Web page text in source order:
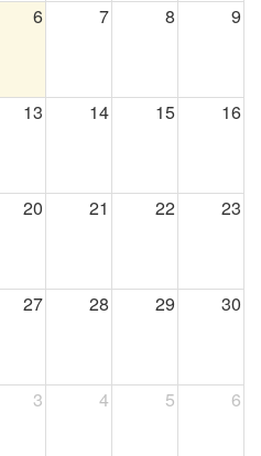
6 7 8 9
13 14 15 16
20 21 22 23
27 28 29 30
3 4 5 6